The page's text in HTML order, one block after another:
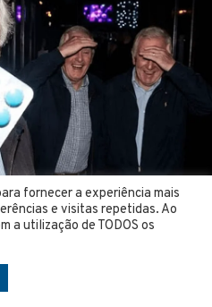
fornecer a experiência mais
e visitas repetidas. Ao
a utilização de TODOS os